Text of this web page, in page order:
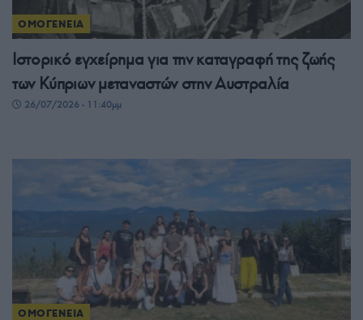
ΟΜΟΓΕΝΕΙΑ
Ιστορικό εγχείρημα για την καταγραφή της ζωής
των Κύπριων μεταναστών στην Αυστραλία
26/07/2026 - 11:40μμ
ΟΜΟΓΕΝΕΙΑ